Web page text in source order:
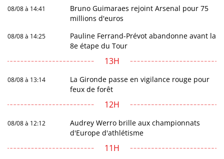
08/08 à 14:41
Bruno Guimaraes rejoint Arsenal pour 75
millions d'euros
08/08 à 14:25
Pauline Ferrand-Prévot abandonne avant la
8e étape du Tour
13H
08/08 à 13:14
La Gironde passe en vigilance rouge pour
feux de forêt
12H
08/08 à 12:12
Audrey Werro brille aux championnats
d'Europe d'athlétisme
11H